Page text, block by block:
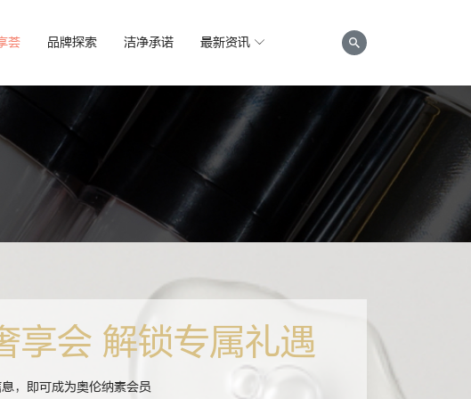
荟 品牌探索 洁净承诺 最新资讯
享会 解锁专属礼遇
，即可成为奥伦纳素会员